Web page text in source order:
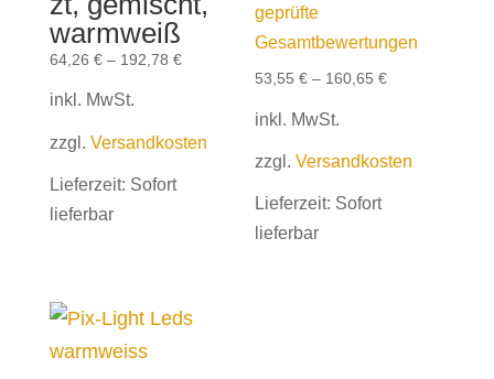
warmweiß
64,26 €– 192,78 €
inkl. MwSt.
zzgl. Versandkosten
Lieferzeit: Sofort
lieferbar
geprüfte
Gesamtbewertungen
53,55€ – 160,65€
inkl. MwSt.
zzgl.Versandkosten
Lieferzeit: Sofort
lieferbar